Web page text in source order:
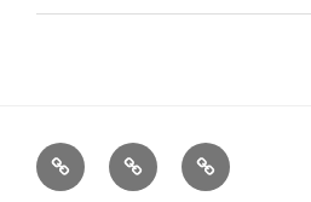
ホ
ー
運
営
こ
の